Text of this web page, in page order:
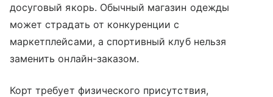
досуговый якорь. Обычный магазин одежды
может страдать от конкуренции с
маркетплейсами, а спортивный клуб нельзя
заменить онлайн-заказом.
Корт требует физического присутствия,